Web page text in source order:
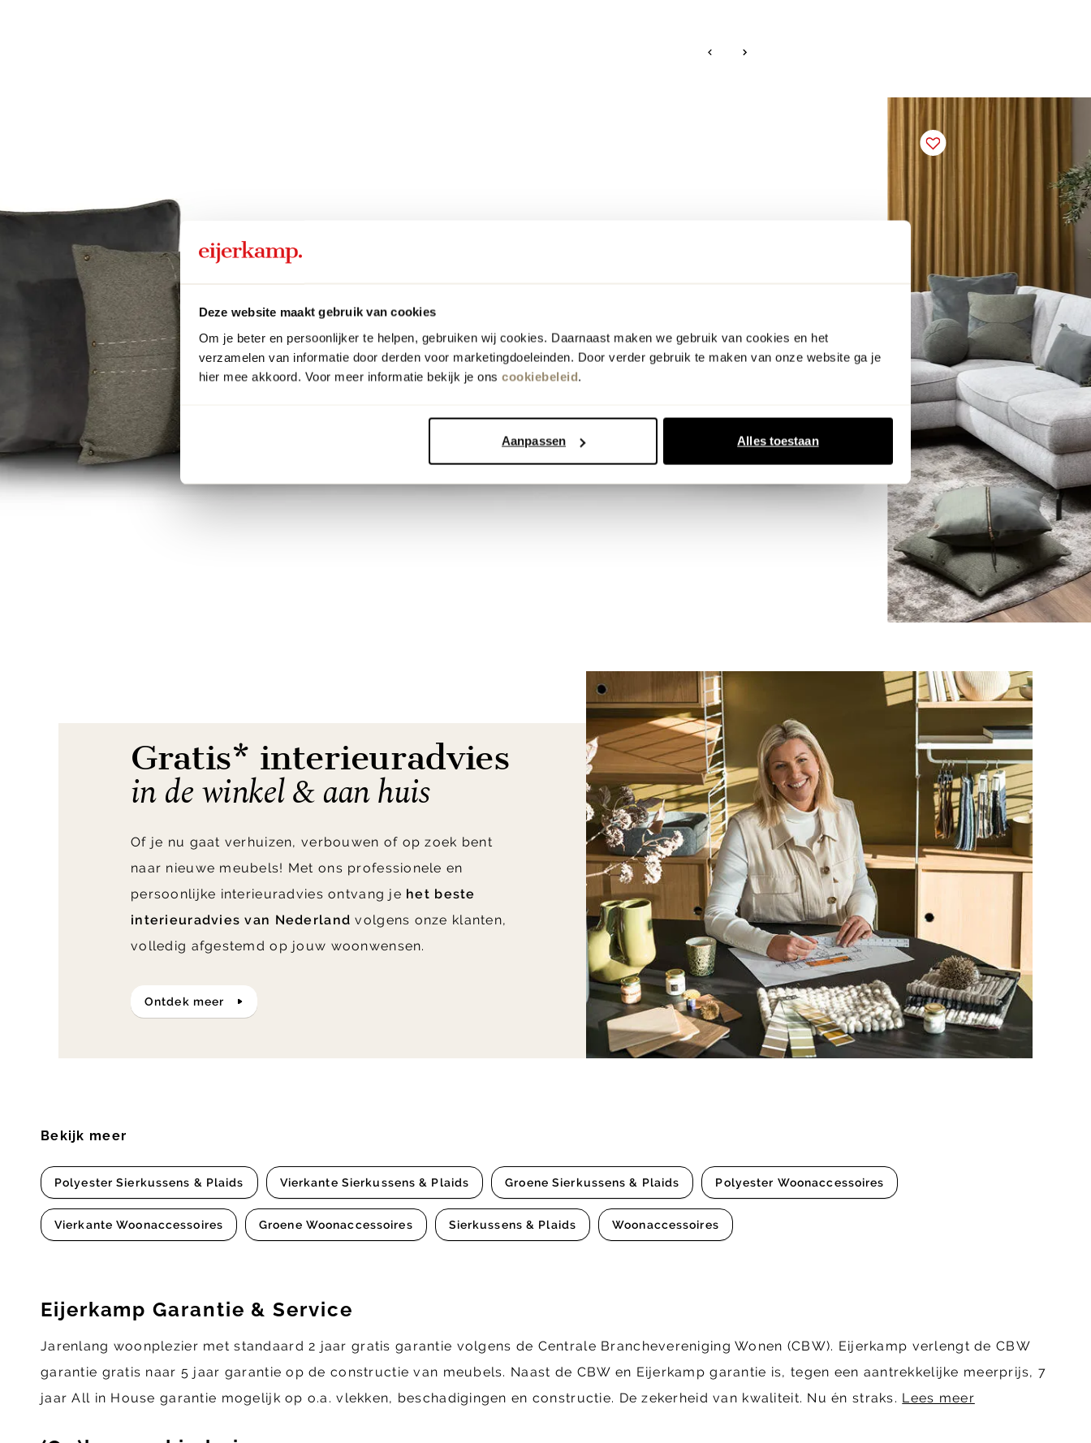
Deze website maakt gebruik van cookies
Om je beter en persoonlijker te helpen, gebruiken wij cookies. Daarnaast maken we gebruik van cookies en het
verzamelen van informatie door derden voor marketingdoeleinden. Door verder gebruik te maken van onze website ga je
hier mee akkoord. Voor meer informatie bekijk je ons cookiebeleid.
Aanpassen Alles toestaan
Gratis* interieuradvies
in de winkel & aan huis
Of je nu gaat verhuizen, verbouwen of op zoek bent
naar nieuwe meubels! Met ons professionele en
persoonlijke interieuradvies ontvang je het beste
interieuradvies van Nederland volgens onze klanten,
volledig afgestemd op jouw woonwensen.
ontdek meer
Bekijk meer
Polyester Sierkussens & Plaids Vierkante Sierkussens & Plaids Groene Sierkussens & Plaids Polyester Woonaccessoires
Vierkante Woonaccessoires Groene Woonaccessoires Sierkussens & Plaids Woonaccessoires
Eijerkamp Garantie & Service
Jarenlang woonplezier met standaard 2 jaar gratis garantie volgens de Centrale Branchevereniging Wonen (CBW). Eijerkamp verlengt de CBW
garantie gratis naar 5 jaar garantie op de constructie van meubels. Naast de CBW en Eijerkamp garantie is, tegen een aantrekkelijke meerprijs, 7
jaar All in House garantie mogelijk op o.a. vlekken, beschadigingen en constructie. De zekerheid van kwaliteit. Nu én straks. Lees meer